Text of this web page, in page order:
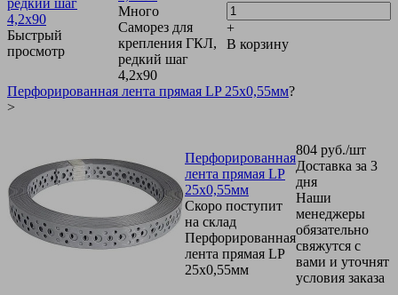
Быстрый
просмотр
Много
Саморез для
крепления ГКЛ,
редкий шаг
4,2х90
+
В корзину
Перфорированная лента прямая LP 25х0,55мм?
>
Перфорированная
лента прямая LP
25х0,55мм
Скоро поступит
на склад
Перфорированная
лента прямая LP
25х0,55мм
804 руб./шт
Доставка за 3
дня
Наши
менеджеры
обязательно
свяжутся с
вами и уточнят
условия заказа